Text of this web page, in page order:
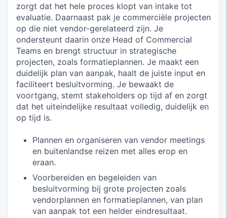
zorgt dat het hele proces klopt van intake tot
evaluatie. Daarnaast pak je commerciële projecten
op die niet vendor-gerelateerd zijn. Je
ondersteunt daarin onze Head of Commercial
Teams en brengt structuur in strategische
projecten, zoals formatieplannen. Je maakt een
duidelijk plan van aanpak, haalt de juiste input en
faciliteert besluitvorming. Je bewaakt de
voortgang, stemt stakeholders op tijd af en zorgt
dat het uiteindelijke resultaat volledig, duidelijk en
op tijd is.
Plannen en organiseren van vendor meetings
en buitenlandse reizen met alles erop en
eraan.
Voorbereiden en begeleiden van
besluitvorming bij grote projecten zoals
vendorplannen en formatieplannen, van plan
van aanpak tot een helder eindresultaat.